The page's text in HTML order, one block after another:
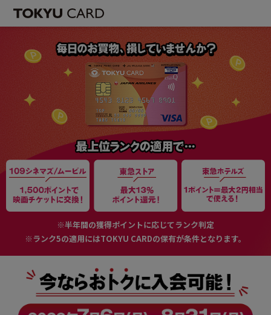
※半年間の獲得ポイントに応じてランク判定
※ランク5の適用にはTOKYU CARDの保有が条件となります。